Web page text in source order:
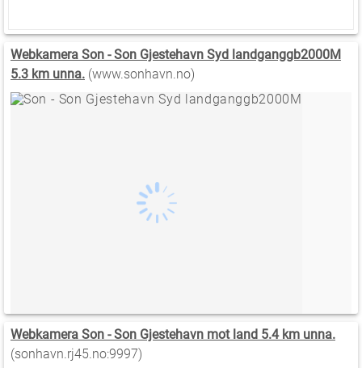
Webkamera Son - Son Gjestehavn Syd landganggb2000M
5.3 km unna. (www.sonhavn.no)
Webkamera Son - Son Gjestehavn mot land 5.4 km unna.
(sonhavn.rj45.no:9997)